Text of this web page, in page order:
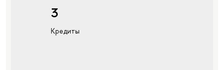
3
Кредиты